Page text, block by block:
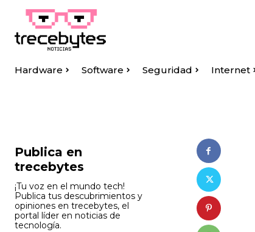
Hardware Software Seguridad Internet
Publica en
trecebytes
¡Tu voz en el mundo tech!
Publica tus descubrimientos y
opiniones en trecebytes, el
portal líder en noticias de
tecnología.